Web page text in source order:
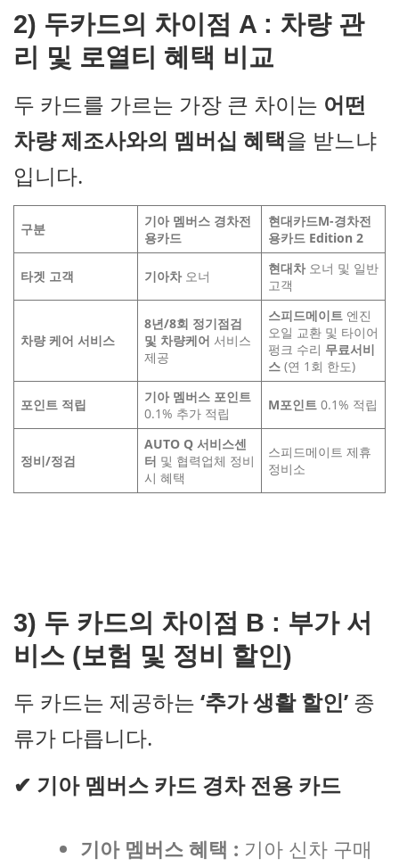
2) 두카드의 차이점 A : 차량 관
리 및 로열티 혜택 비교
두 카드를 가르는 가장 큰 차이는 어떤
차량 제조사와의 멤버십 혜택을 받느냐
입니다.
구분
기아 멤버스 경차전
용카드
현대카드M-경차전
용카드 Edition 2
타겟 고객 기아차오너 현대차오너 및 일반
고객
차량 케어 서비스
8년/8회 정기점검
및 차량케어 서비스
제공
스피드메이트 엔진
오일 교환 및 타이어
펑크 수리 무료서비
스 (연 1회 한도)
포인트 적립
기아 멤버스 포인트
0.1% 추가 적립
M포인트 0.1% 적립
정비/정검
AUTO Q 서비스센
터 및 협력업체 정비
시 혜택
스피드메이트 제휴
정비소
3) 두 카드의 차이점 B : 부가 서
비스 (보험 및 정비 할인)
두 카드는 제공하는 ‘추가 생활 할인’ 종
류가 다릅니다.
✔ 기아 멤버스 카드 경차 전용 카드
기아 멤버스 혜택 : 기아 신차 구매